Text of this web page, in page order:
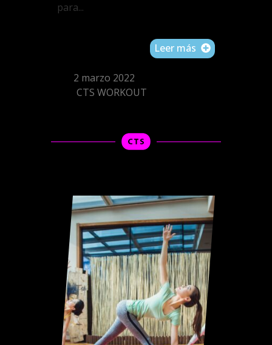
para...
Leer más
2 marzo 2022
CTS WORKOUT